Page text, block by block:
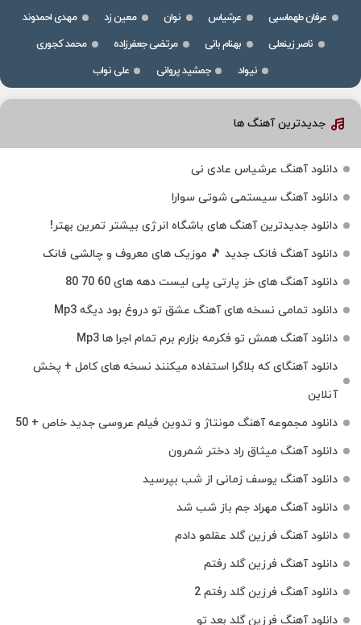
عرفان طهماسبی
عرشیاس نوان معین زد
مهدی احمدوند
ناصر زینعلی
بهنام بانی مرتضی جعفرزاده
محمد کجوری
نیواد
جمشید پروانی علی نواب
جدیدترین آهنگ ها
دانلود آهنگ عرشیاس عادی نی
دانلود آهنگ سیستمی شوتی سوارا
دانلود جدیدترین آهنگ‌ های باشگاه انرژی بیشتر تمرین بهتر!
دانلود آهنگ فانک جدید 🎵 موزیک‌ های معروف و چالشی فانک
دانلود آهنگ های خز پارتی پلی لیست دهه های 60 70 80
دانلود تمامی نسخه های آهنگ عشق تو دروغ بود دیگه Mp3
دانلود آهنگ همش تو فکرمه بزارم برم تمام اجرا ها Mp3
دانلود آهنگای که بلاگرا استفاده میکنند نسخه های کامل + پخش
آنلاین
دانلود مجموعه آهنگ مونتاژ و تدوین فیلم عروسی جدید خاص + 50
دانلود آهنگ میثاق راد دختر شمرون
دانلود آهنگ یوسف زمانی از شب بپرسید
دانلود آهنگ مهراد جم باز شب شد
دانلود آهنگ فرزین گلد عقلمو دادم
دانلود آهنگ فرزین گلد رفتم
دانلود آهنگ فرزین گلد رفتم 2
دانلود آهنگ فرزین گلد بعد تو